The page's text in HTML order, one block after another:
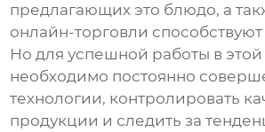
предлагающих это блюдо, а
онлайн-торговли
Но для успешной работы в этой
необходимо постоянно
технологии, контролировать
продукции и следить за